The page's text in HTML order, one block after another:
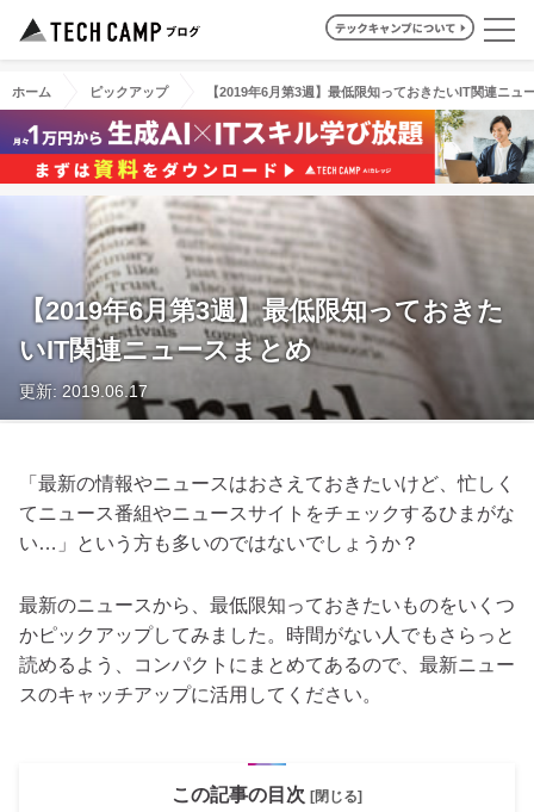
ホーム ピックアップ 【2019年6月第3週】最低限知っておきたいIT関連ニュ
【2019年6月第3週】最低限知っておきた
いIT関連ニュースまとめ
更新: 2019.06.17
「最新の情報やニュースはおさえておきたいけど、忙しく
てニュース番組やニュースサイトをチェックするひまがな
い…」という方も多いのではないでしょうか？
最新のニュースから、最低限知っておきたいものをいくつ
かピックアップしてみました。時間がない人でもさらっと
読めるよう、コンパクトにまとめてあるので、最新ニュー
スのキャッチアップに活用してください。
この記事の目次 [閉じる]